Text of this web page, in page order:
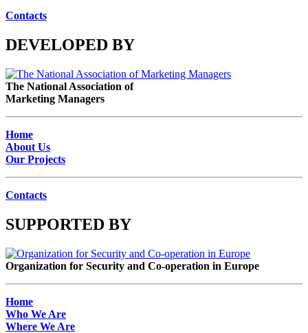
Contacts
DEVELOPED BY
The National Association of
Marketing Managers
Home
About Us
Our Projects
Contacts
SUPPORTED BY
Organization for Security and Co-operation in Europe
Home
Who We Are
Where We Are